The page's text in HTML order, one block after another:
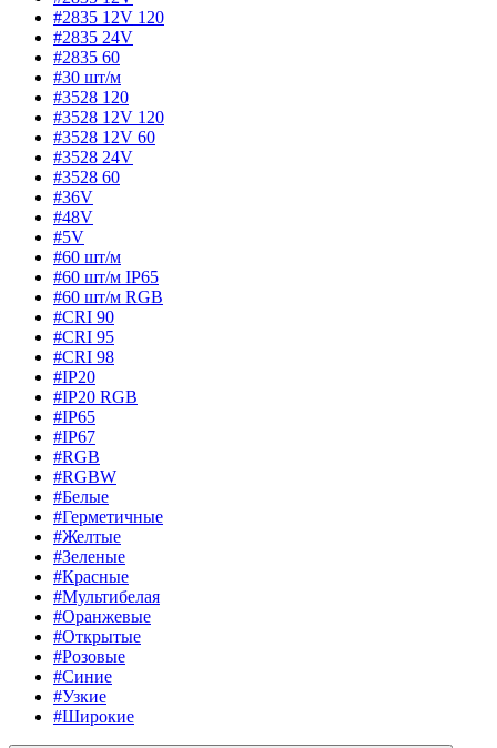
#2835 12V 120
#2835 24V
#2835 60
#30 шт/м
#3528 120
#3528 12V 120
#3528 12V 60
#3528 24V
#3528 60
#36V
#48V
#5V
#60 шт/м
#60 шт/м IP65
#60 шт/м RGB
#CRI 90
#CRI 95
#CRI 98
#IP20
#IP20 RGB
#IP65
#IP67
#RGB
#RGBW
#Белые
#Герметичные
#Желтые
#Зеленые
#Красные
#Мультибелая
#Оранжевые
#Открытые
#Розовые
#Синие
#Узкие
#Широкие